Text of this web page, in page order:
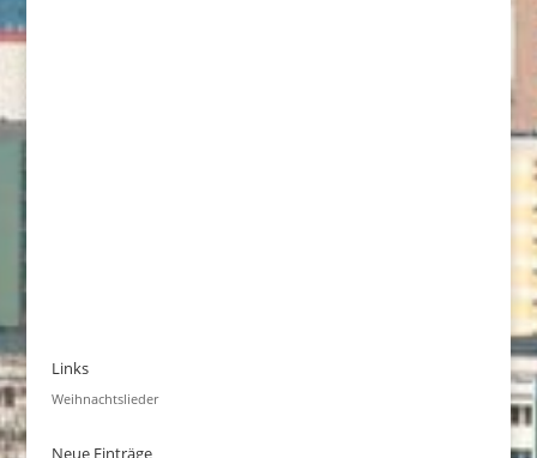
Links
Weihnachtslieder
Neue Einträge